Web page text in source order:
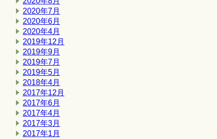
2020年7月
2020年6月
2020年4月
2019年12月
2019年9月
2019年7月
2019年5月
2018年4月
2017年12月
2017年6月
2017年4月
2017年3月
2017年1月